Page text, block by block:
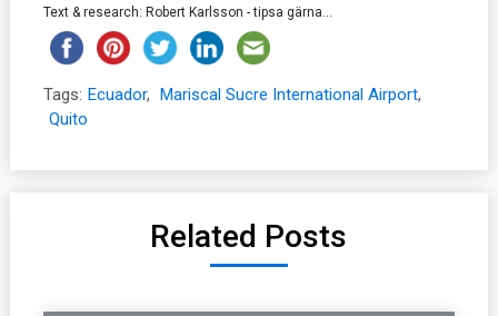
Text & research: Robert Karlsson - tipsa gärna...
Tags: Ecuador, Mariscal Sucre International Airport,
Quito
Related Posts